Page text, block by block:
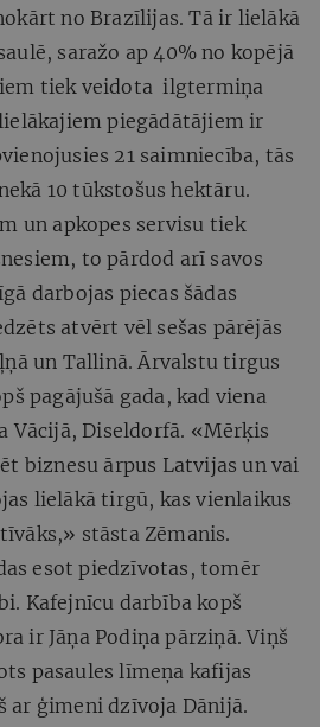
no Brazīlijas. Tā ir lielākā
saražo ap 40% no kopējā
tiek veidota ilgtermiņa
piegādātājiem ir
21 saimniecība, tās
10 tūkstošus hektāru.
un apkopes servisu tiek
to pārdod arī savos
darbojas piecas šādas
atvērt vēl sešas pārējās
un Tallinā. Ārvalstu tirgus
pagājušā gada, kad viena
Vācijā, Diseldorfā. «Mērķis
biznesu ārpus Latvijas un vai
lielākā tirgū, kas vienlaikus
stāsta Zēmanis.
esot piedzīvotas, tomēr
Kafejnīcu darbība kopš
ir Jāņa Podiņa pārziņā. Viņš
pasaules līmeņa kafijas
ar ģimeni dzīvoja Dānijā.